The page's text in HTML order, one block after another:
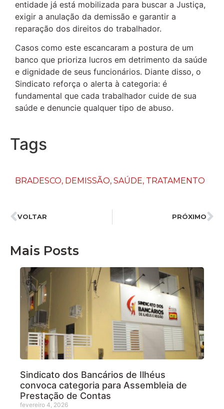
entidade já está mobilizada para buscar a Justiça,
exigir a anulação da demissão e garantir a
reparação dos direitos do trabalhador.
Casos como este escancaram a postura de um
banco que prioriza lucros em detrimento da saúde
e dignidade de seus funcionários. Diante disso, o
Sindicato reforça o alerta à categoria: é
fundamental que cada trabalhador cuide de sua
saúde e denuncie qualquer tipo de abuso.
Tags
BRADESCO, DEMISSÃO, SAÚDE, TRATAMENTO
VOLTAR PRÓXIMO
Mais Posts
Sindicato dos Bancários de Ilhéus
convoca categoria para Assembleia de
Prestação de Contas
fevereiro 4, 2026